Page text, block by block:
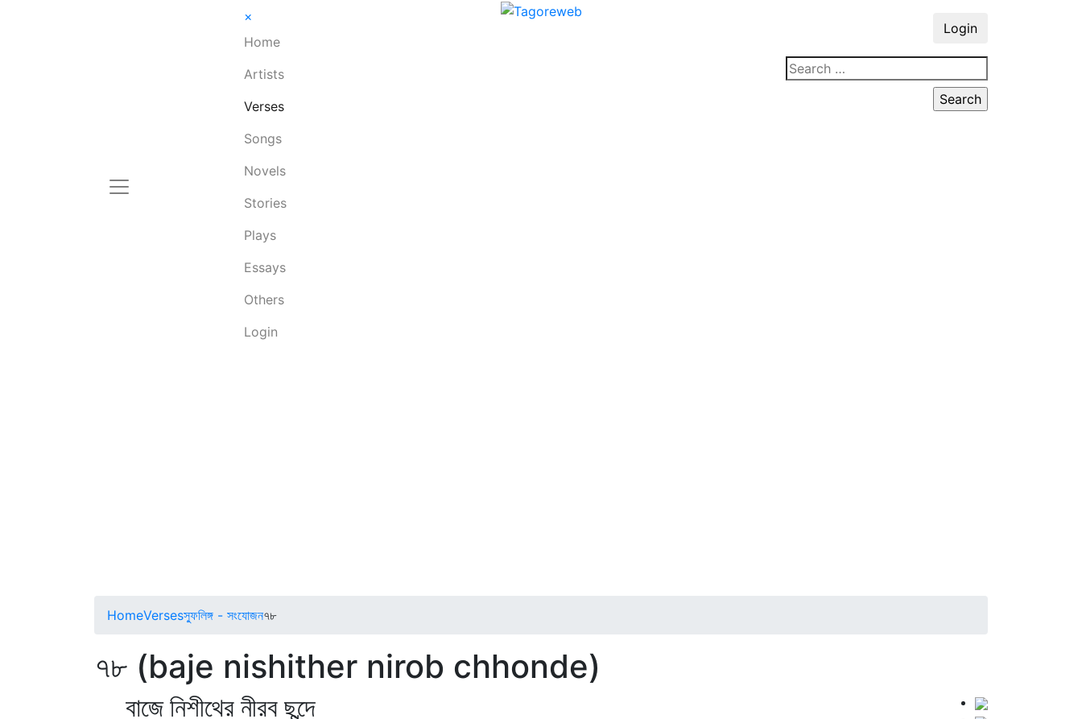
×
Home
Artists
Verses
Songs
Novels
Stories
Plays
Essays
Others
Login
Login
HomeVersesস্ফুলিঙ্গ - সংযোজন৭৮
৭৮ (baje nishither nirob chhonde)
বাজে নিশীথের নীরব ছন্দে